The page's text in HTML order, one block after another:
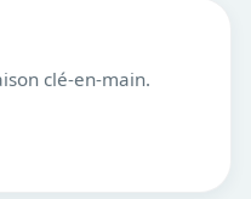
clé-en-main.